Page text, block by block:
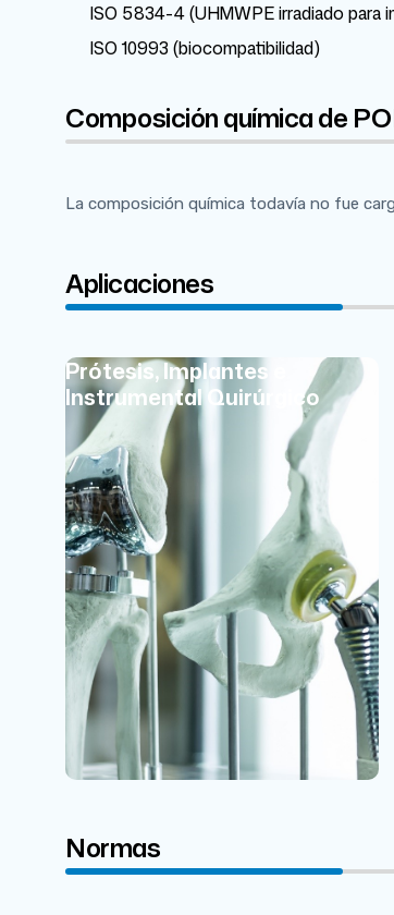
ISO 5834-4 (UHMWPE irradiado para
ISO 10993 (biocompatibilidad)
Composición química de
La composición química todavía no fue
Aplicaciones
Prótesis, Implantes e
Instrumental Quirúrgico
Normas